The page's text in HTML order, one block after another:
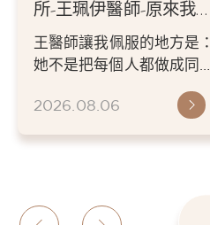
所-王珮伊醫師-從門牙縫
到自信笑容：美白貼片打
造更精緻的微笑曲線
王珮伊醫師在規劃貼片時，
除了考量牙齒本身條件，也
微笑方式等細節出發，協助
2026.06.26